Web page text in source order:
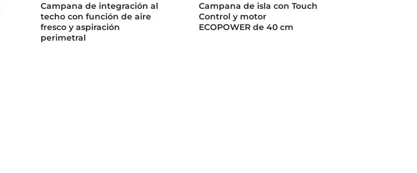
Campana de integración al
techo con función de aire
fresco y aspiración
perimetral
Campana de isla con Touch
Control y motor
ECOPOWER de 40 cm